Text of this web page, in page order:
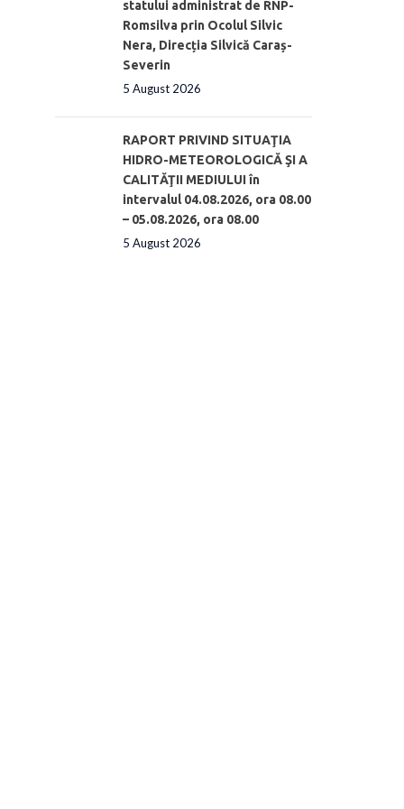
statului administrat de RNP-
Romsilva prin Ocolul Silvic
Nera, Direcția Silvică Caraș-
Severin
5 August 2026
RAPORT PRIVIND SITUAŢIA
HIDRO-METEOROLOGICĂ ŞI A
CALITĂŢII MEDIULUI în
intervalul 04.08.2026, ora 08.00
– 05.08.2026, ora 08.00
5 August 2026